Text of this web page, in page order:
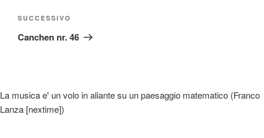
Articolo
successivo
SUCCESSIVO
Canchen nr. 46
La musica e' un volo in aliante su un paesaggio matematico (Franco
Lanza [nextime])